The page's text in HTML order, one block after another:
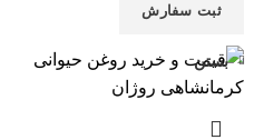
ثبت سفارش
بستن